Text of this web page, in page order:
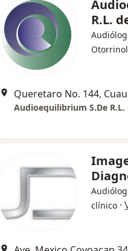
R.L.
Queretaro No. 144,
Audioequilibrium S.De R.L.
clínico ·